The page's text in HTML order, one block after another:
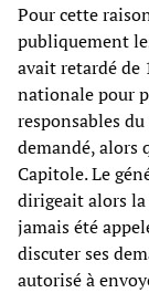
Pour cette
publiquement
avait retardé de
nationale pour
responsables
demandé, alors
Capitole. Le
dirigeait alors la
jamais été
discuter ses
autorisé à